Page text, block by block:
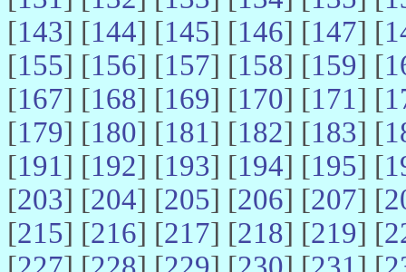
[143] [144] [145] [146] [147] [
[155] [156] [157] [158] [159] [
[167] [168] [169] [170] [171] [
[179] [180] [181] [182] [183] [
[191] [192] [193] [194] [195] [
[203] [204] [205] [206] [207] [
[215] [216] [217] [218] [219] [